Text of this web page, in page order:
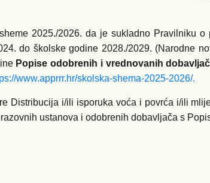
2025./2026. da je sukladno Pravilniku
do školske godine 2028./2029. (Narodne
Popise odobrenih i vrednovanih
www.apprrr.hr/skolska-shema-2025-2026/.
Distribucija i/ili isporuka voća i povrća i/ili
ustanova i odobrenih dobavljača s